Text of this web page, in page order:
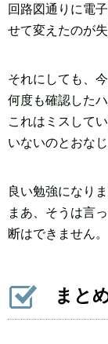
回路図通りに電
せて変えたのが
それにしても、
何度も確認した
これはミスして
いないのとおなじ
良い勉強になり
まあ、そうは言
断はできません。
まと